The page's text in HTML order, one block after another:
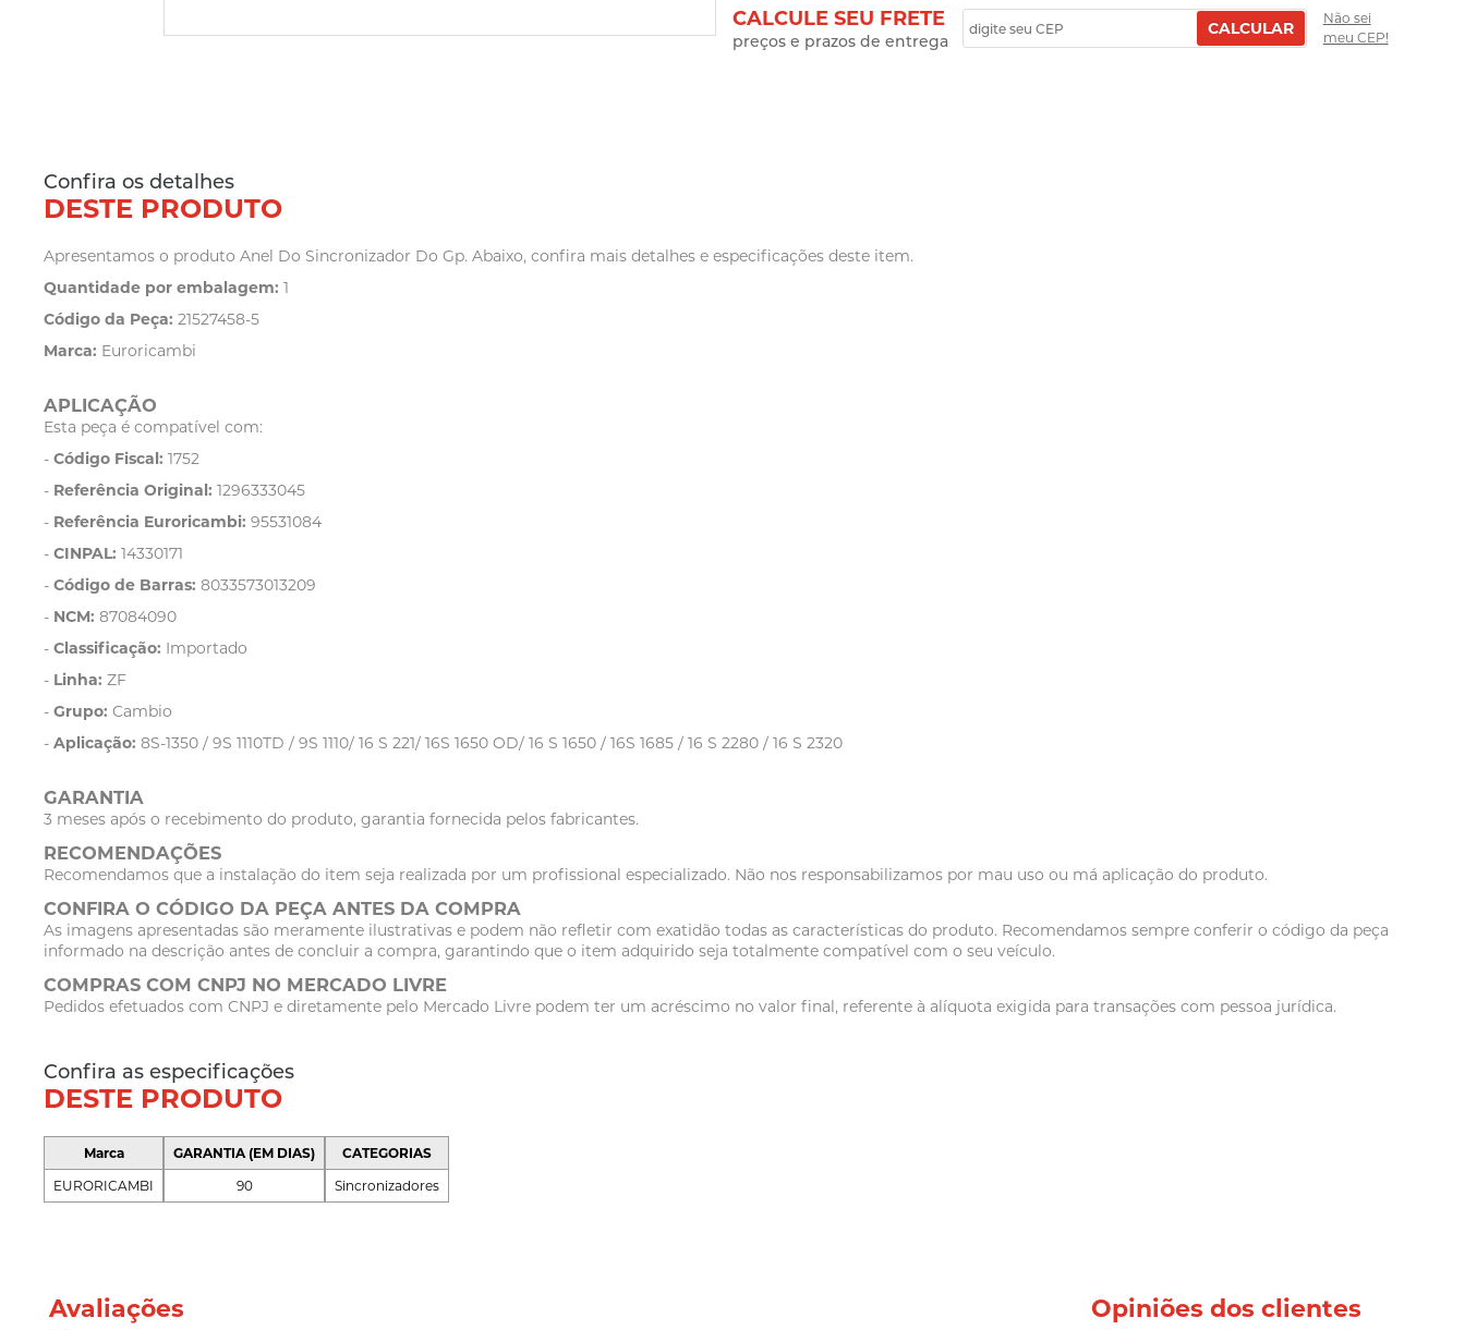
CALCULE SEU FRETE
preços e prazos de entrega
CALCULAR
Não sei
meu CEP!
Confira os detalhes
DESTE PRODUTO
Apresentamos o produto Anel Do Sincronizador Do Gp. Abaixo, confira mais detalhes e especificações deste item.
Quantidade por embalagem: 1
Código da Peça: 21527458-5
Marca: Euroricambi
APLICAÇÃO
Esta peça é compatível com:
- Código Fiscal: 1752
- Referência Original: 1296333045
- Referência Euroricambi: 95531084
- CINPAL: 14330171
- Código de Barras: 8033573013209
- NCM: 87084090
- Classificação: Importado
- Linha: ZF
- Grupo: Cambio
- Aplicação: 8S-1350 / 9S 1110TD / 9S 1110/ 16 S 221/ 16S 1650 OD/ 16 S 1650 / 16S 1685 / 16 S 2280 / 16 S 2320
GARANTIA
3 meses após o recebimento do produto, garantia fornecida pelos fabricantes.
RECOMENDAÇÕES
Recomendamos que a instalação do item seja realizada por um profissional especializado. Não nos responsabilizamos por mau uso ou má aplicação do produto.
CONFIRA O CÓDIGO DA PEÇA ANTES DA COMPRA
As imagens apresentadas são meramente ilustrativas e podem não refletir com exatidão todas as características do produto. Recomendamos sempre conferir o código da peça
informado na descrição antes de concluir a compra, garantindo que o item adquirido seja totalmente compatível com o seu veículo.
COMPRAS COM CNPJ NO MERCADO LIVRE
Pedidos efetuados com CNPJ e diretamente pelo Mercado Livre podem ter um acréscimo no valor final, referente à alíquota exigida para transações com pessoa jurídica.
Confira as especificações
DESTE PRODUTO
Marca
EURORICAMBI
GARANTIA (EM DIAS)
90
CATEGORIAS
Sincronizadores
Avaliações Opiniões dos clientes